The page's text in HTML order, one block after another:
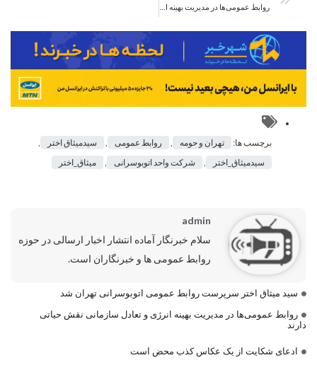
برچسب ها: تهران و حومه روابط عمومی سیدمیثاق اختر
سیدمیثاق_اختر
شرکت واحد اتوبوسرانی میثاق_اختر
admin
سلام خبرنگار آماده انتشار اخبار ارسالی در حوزه
روابط عمومی ها و خبرنگاران است.
سید میثاق اختر سرپرست روابط عمومی اتوبوسرانی تهران شد
روابط عمومی‌ها در مدیریت بهینه انرژی و تعادل سازمانی نقش حیاتی
دارند
ادعای شکایت از یک عکاس کذب محض است